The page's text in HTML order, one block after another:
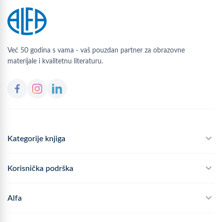
Već 50 godina s vama - vaš pouzdan partner za obrazovne
materijale i kvalitetnu literaturu.
Kategorije knjiga
Školski program
Korisnička podrška
Često postavljana pitanja
Alfa